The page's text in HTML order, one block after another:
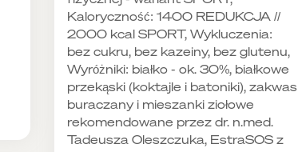
Kaloryczność: 1400 REDUKCJA //
2000 kcal SPORT, Wykluczenia:
bez cukru, bez kazeiny, bez glutenu,
Wyróżniki: białko - ok. 30%, białkowe
przekąski (koktajle i batoniki), zakwas
buraczany i mieszanki ziołowe
rekomendowane przez dr. n.med.
Tadeusza Oleszczuka, EstraSOS z